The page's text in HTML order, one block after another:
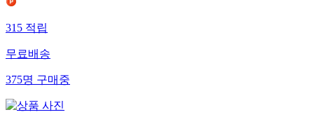
315적립
무료배송
375명구매중